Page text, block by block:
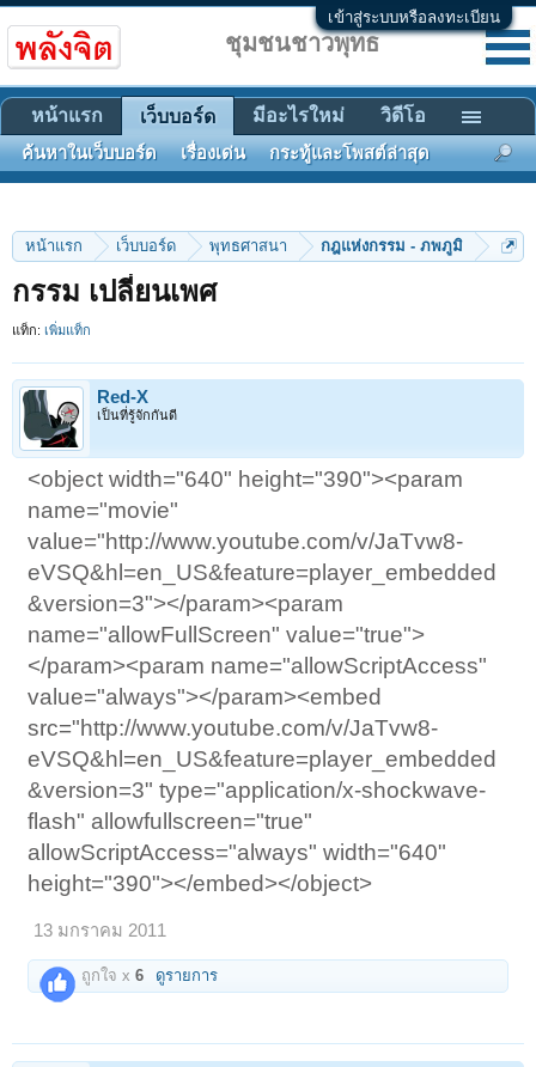
เข้าสู่ระบบหรือลงทะเบียน
หน้าแรก เว็บบอร์ด พุทธศาสนา กฎแห่งกรรม - ภพภูมิ
กรรม เปลี่ยนเพศ
แท็ก: เพิ่มแท็ก
Red-X
เป็นที่รู้จักกันดี
<object width="640" height="390"><param
name="movie"
value="http://www.youtube.com/v/JaTvw8-
eVSQ&hl=en_US&feature=player_embedded
&version=3"></param><param
name="allowFullScreen" value="true">
</param><param name="allowScriptAccess"
value="always"></param><embed
src="http://www.youtube.com/v/JaTvw8-
eVSQ&hl=en_US&feature=player_embedded
&version=3" type="application/x-shockwave-
flash" allowfullscreen="true"
allowScriptAccess="always" width="640"
height="390"></embed></object>
13 มกราคม 2011
ถูกใจ x6 ดูรายการ
ชุมชนชาวพุทธ
หน้าแรก เว็บบอร์ด
ค้นหาในเว็บบอร์ด เรื่องเด่น กระทู้และโพสต์ล่าสุด
มีอะไรใหม่ วิดีโอ